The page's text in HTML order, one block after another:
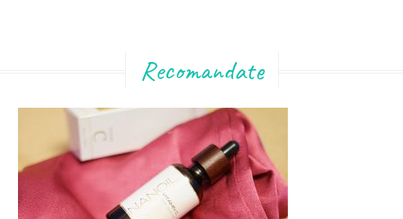
Recomandate